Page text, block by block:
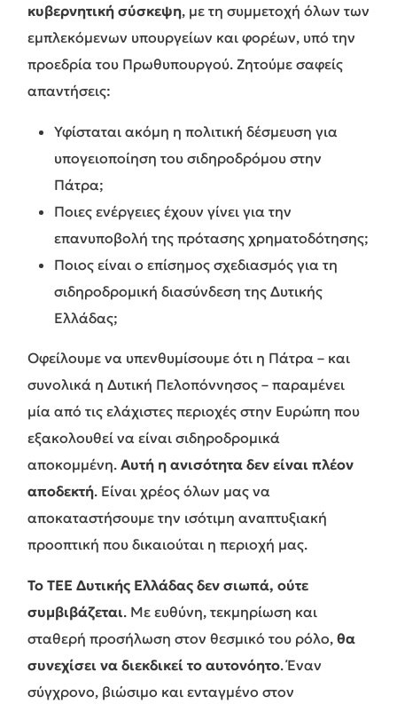
κυβερνητική σύσκεψη, με τη συμμετοχή όλων των
εμπλεκόμενων υπουργείων και φορέων, υπό την
προεδρία του Πρωθυπουργού. Ζητούμε σαφείς
απαντήσεις:
Υφίσταται ακόμη η πολιτική δέσμευση για
υπογειοποίηση του σιδηροδρόμου στην
Πάτρα;
Ποιες ενέργειες έχουν γίνει για την
επανυποβολή της πρότασης χρηματοδότησης;
Ποιος είναι ο επίσημος σχεδιασμός για τη
σιδηροδρομική διασύνδεση της Δυτικής
Ελλάδας;
Οφείλουμε να υπενθυμίσουμε ότι η Πάτρα – και
συνολικά η Δυτική Πελοπόννησος – παραμένει
μία από τις ελάχιστες περιοχές στην Ευρώπη που
εξακολουθεί να είναι σιδηροδρομικά
αποκομμένη. Αυτή η ανισότητα δεν είναι πλέον
αποδεκτή. Είναι χρέος όλων μας να
αποκαταστήσουμε την ισότιμη αναπτυξιακή
προοπτική που δικαιούται η περιοχή μας.
Το ΤΕΕ Δυτικής Ελλάδας δεν σιωπά, ούτε
συμβιβάζεται. Με ευθύνη, τεκμηρίωση και
σταθερή προσήλωση στον θεσμικό του ρόλο, θα
συνεχίσει να διεκδικεί το αυτονόητο. Έναν
σύγχρονο, βιώσιμο και ενταγμένο στον